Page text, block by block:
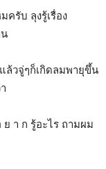
ครับ ลุงรู้เรื่อง
ล้วจู่ๆก็เกิดลมพายุขึ้น
า ก รู้อะไร ถามผม